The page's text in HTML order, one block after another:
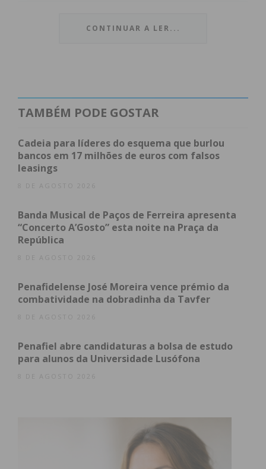
Subscreva a newsletter do
obtenha de forma regular a informação
atualizada.
Eu li e concordo com ostermos e
condições
CONTINUAR A LER...
TAMBÉM PODE GOSTAR
Cadeia para líderes do esquema que burlou
bancos em 17 milhões de euros com falsos
leasings
8 DE AGOSTO 2026
Banda Musical de Paços de Ferreira apresenta
“Concerto A’Gosto” esta noite na Praça da
República
8 DE AGOSTO 2026
Penafidelense José Moreira vence prémio da
combatividade na dobradinha da Tavfer
8 DE AGOSTO 2026
Penafiel abre candidaturas a bolsa de estudo
para alunos da Universidade Lusófona
8 DE AGOSTO 2026